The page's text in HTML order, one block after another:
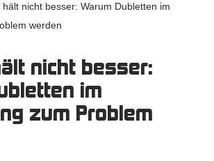
hält nicht besser: Warum Dubletten im
werden
nicht besser:
im
zum Problem